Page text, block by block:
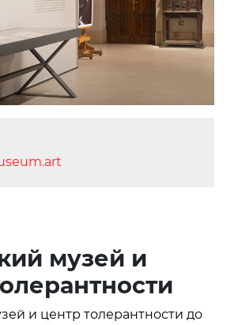
музей и
и центр толерантности до